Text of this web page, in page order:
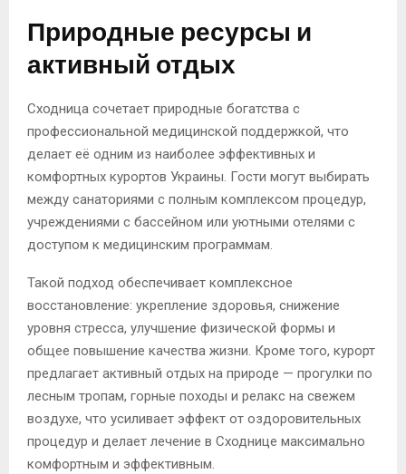
Природные ресурсы и
активный отдых
Сходница сочетает природные богатства с
профессиональной медицинской поддержкой, что
делает её одним из наиболее эффективных и
комфортных курортов Украины. Гости могут выбирать
между санаториями с полным комплексом процедур,
учреждениями с бассейном или уютными отелями с
доступом к медицинским программам.
Такой подход обеспечивает комплексное
восстановление: укрепление здоровья, снижение
уровня стресса, улучшение физической формы и
общее повышение качества жизни. Кроме того, курорт
предлагает активный отдых на природе — прогулки по
лесным тропам, горные походы и релакс на свежем
воздухе, что усиливает эффект от оздоровительных
процедур и делает лечение в Сходнице максимально
комфортным и эффективным.